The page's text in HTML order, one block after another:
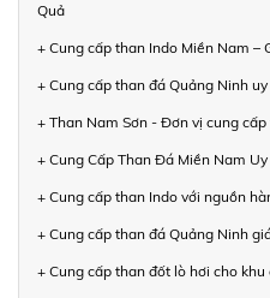
Quả
+ Cung cấp than Indo Miền Nam –
+ Cung cấp than đá Quảng Ninh
+ Than Nam Sơn - Đơn vị cung
+ Cung Cấp Than Đá Miền Nam
+ Cung cấp than Indo với nguồn
+ Cung cấp than đá Quảng Ninh
+ Cung cấp than đốt lò hơi cho